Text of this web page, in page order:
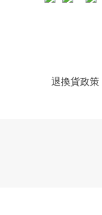
退換貨政策